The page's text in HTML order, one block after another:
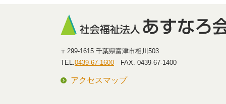
〒299-1615 千葉県富津市相川503
TEL.0439-67-1600 FAX. 0439-67-1400
アクセスマップ